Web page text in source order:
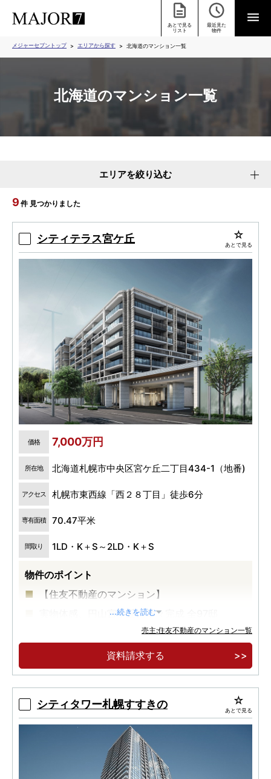
あとで見る
リスト
最近見た
物件
メジャーセブントップ エリアから探す 北海道のマンション一覧
北海道のマンション一覧
エリアを絞り込む
9 件 見つかりました
シティテラス宮ケ丘 あとで見る
価格 7,000万円
所在地 北海道札幌市中央区宮ケ丘二丁目434-1（地番)
アクセス 札幌市東西線「西２８丁目」徒歩6分
専有面積 70.47平米
間取り 1LD・K＋S～2LD・K＋S
物件のポイント
【住友不動産のマンション】
実物体感、円山宮ケ丘に堂々完成 全97邸
円山公園まで徒歩2分（約150ｍ）
...続きを読む
売主:住友不動産のマンション一覧
資料請求する
シティタワー札幌すすきの あとで見る